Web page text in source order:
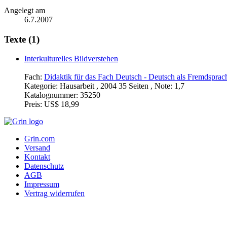
Angelegt am
6.7.2007
Texte (1)
Interkulturelles Bildverstehen
Fach: Didaktik für das Fach Deutsch - Deutsch als
Kategorie: Hausarbeit , 2004 35 Seiten , Note: 1,7
Katalognummer: 35250
Preis: US$ 18,99
Grin.com
Versand
Kontakt
Datenschutz
AGB
Impressum
Vertrag widerrufen